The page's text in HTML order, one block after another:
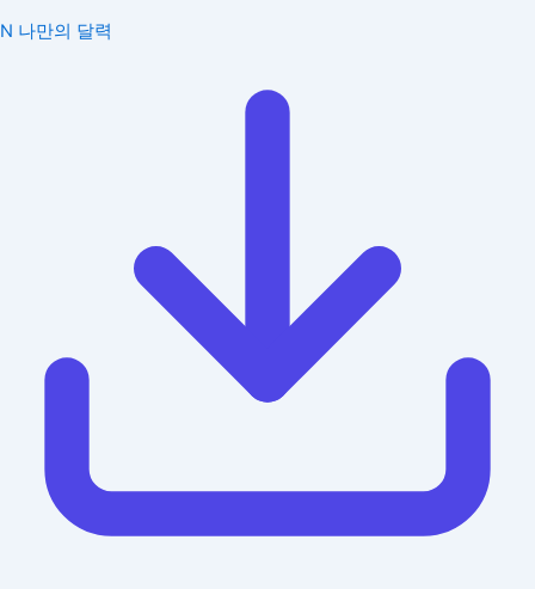
N 나만의 달력